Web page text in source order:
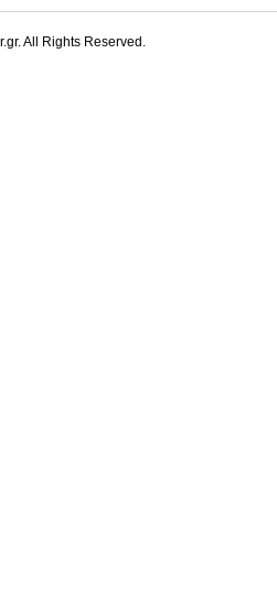
All Rights Reserved.